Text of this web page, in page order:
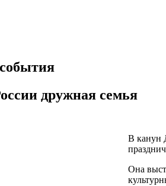
дружная семья
В канун
Она